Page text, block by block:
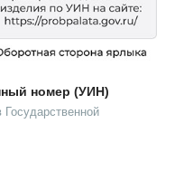
номер (УИН)
Государственной